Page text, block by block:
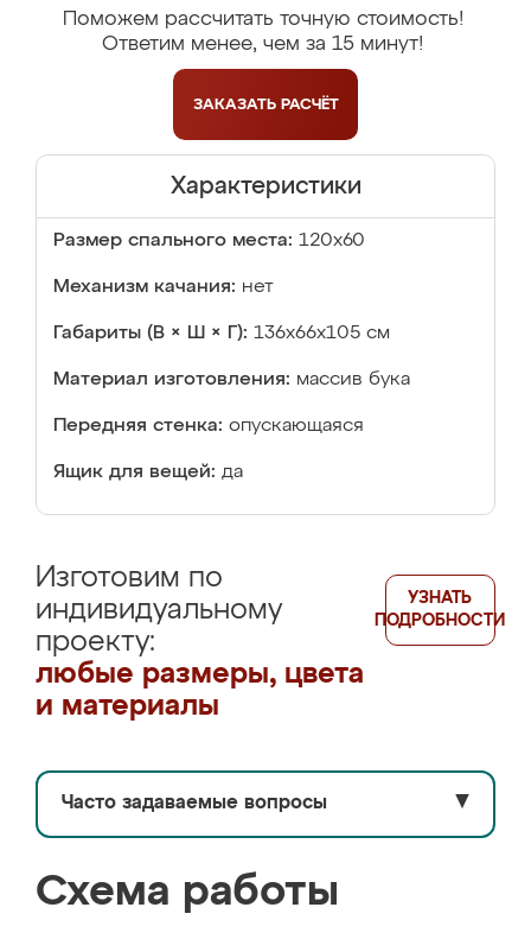
Поможем рассчитать точную стоимость!
Ответим менее, чем за 15 минут!
ЗАКАЗАТЬ РАСЧЁТ
Характеристики
Размер спального места: 120x60
Механизм качания: нет
Габариты (В × Ш × Г): 136x66x105 см
Материал изготовления: массив бука
Передняя стенка: опускающаяся
Ящик для вещей: да
Изготовим по
индивидуальному
проекту:
любые размеры, цвета
и материалы
УЗНАТЬ
ПОДРОБНОСТИ
Часто задаваемые вопросы ▼
Схема работы